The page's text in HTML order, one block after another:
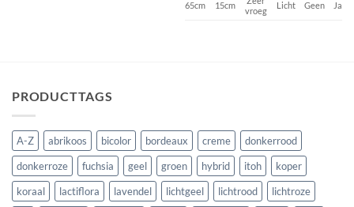
65cm 15cm
vroeg
Licht Geen Ja
PRODUCTTAGS
A-Z abrikoos bicolor bordeaux creme
donkerrood
donkerroze
fuchsia geel groen hybrid itoh
koper
koraal
lactiflora lavendel lichtgeel lichtrood lichtroze